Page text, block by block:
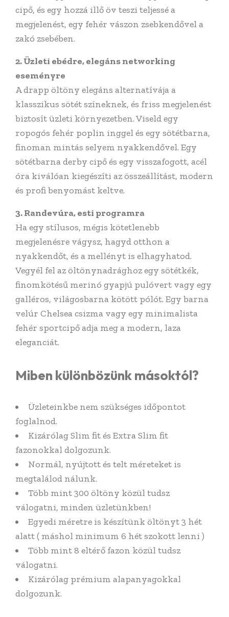
cipő, és egy hozzá illő öv teszi teljessé a
megjelenést, egy fehér vászon zsebkendővel a
zakó zsebében.
2. Üzleti ebédre, elegáns networking
eseményre
A drapp öltöny elegáns alternatívája a
klasszikus sötét színeknek, és friss megjelenést
biztosít üzleti környezetben. Viseld egy
ropogós fehér poplin inggel és egy sötétbarna,
finoman mintás selyem nyakkendővel. Egy
sötétbarna derby cipő és egy visszafogott, acél
óra kiválóan kiegészíti az összeállítást, modern
és profi benyomást keltve.
3. Randevúra, esti programra
Ha egy stílusos, mégis kötetlenebb
megjelenésre vágysz, hagyd otthon a
nyakkendőt, és a mellényt is elhagyhatod.
Vegyél fel az öltönynadrághoz egy sötétkék,
finomkötésű merinó gyapjú pulóvert vagy egy
galléros, világosbarna kötött pólót. Egy barna
velúr Chelsea csizma vagy egy minimalista
fehér sportcipő adja meg a modern, laza
eleganciát.
Miben különbözünk másoktól?
Üzleteinkbe nem szükséges időpontot
foglalnod.
Kizárólag Slim fit és Extra Slim fit
fazonokkal dolgozunk.
Normál, nyújtott és telt méreteket is
megtalálod nálunk.
Több mint 300 öltöny közül tudsz
válogatni, minden üzletünkben!
Egyedi méretre is készítünk öltönyt 3 hét
alatt ( máshol minimum 6 hét szokott lenni )
Több mint 8 eltérő fazon közül tudsz
válogatni.
Kizárólag prémium alapanyagokkal
dolgozunk.